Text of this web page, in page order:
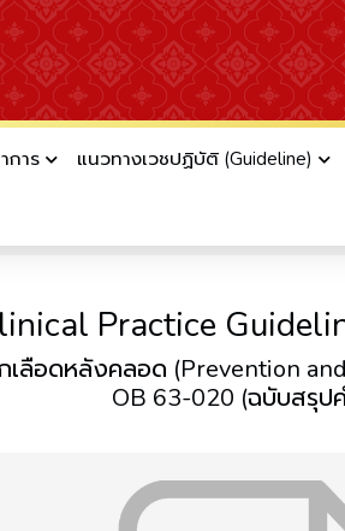
การ แนวทางเวชปฏิบัติ (Guideline)
สููตินรีแพทย์แห่งประเทศไ
Practice
เลือดหลังคลอด (Prevention
OB 63-020 (ฉบับสรุปค